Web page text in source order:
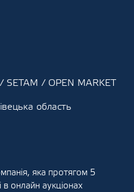
/ OPEN MARKET
область
яка протягом 5
в онлайн аукціонах